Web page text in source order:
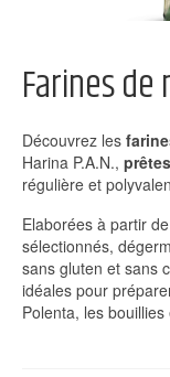
Farines de
Découvrez les
Harina P.A.N.,
régulière et
Elaborées à partir
sélectionnés,
sans gluten et sans
idéales pour
Polenta, les